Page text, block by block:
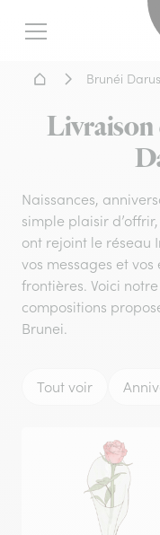
Menu
Accueil -
Brunéi
Livraison
Naissances,
simple plaisir
ont rejoint le réseau
vos messages et
frontières. Voici
compositions
Brunei.
Tout voir